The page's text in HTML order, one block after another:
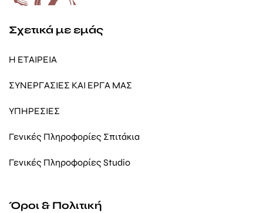
Σχετικά με εμάς
Η ΕΤΑΙΡΕΙΑ
ΣΥΝΕΡΓΑΣΙΕΣ ΚΑΙ ΕΡΓΑ ΜΑΣ
ΥΠΗΡΕΣΙΕΣ
Γενικές Πληροφορίες Σπιτάκια
Γενικές Πληροφορίες Studio
Όροι & Πολιτική